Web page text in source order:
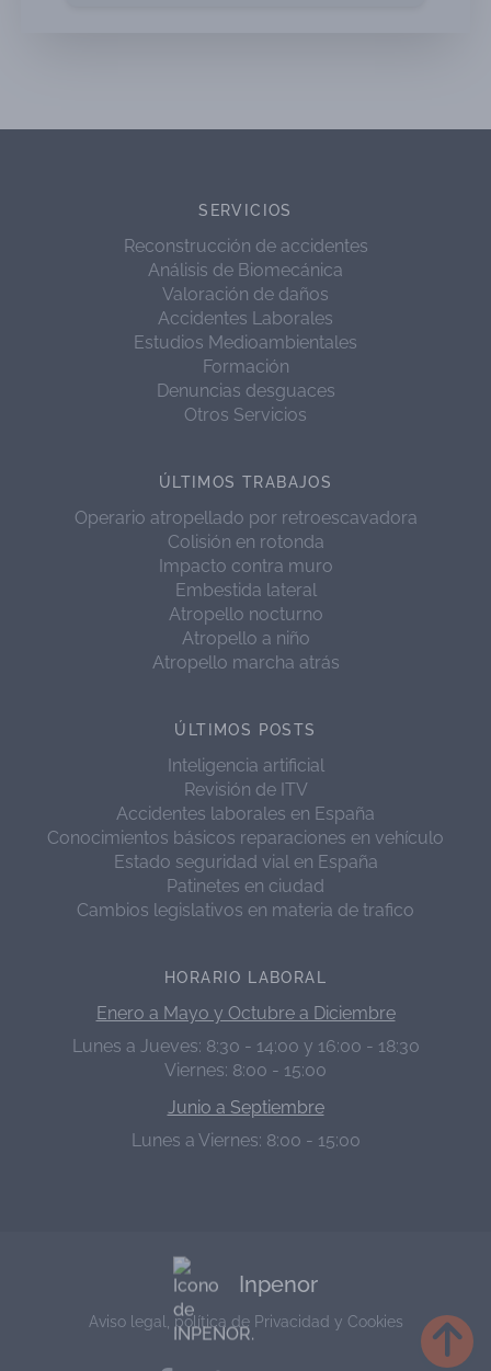
SERVICIOS
Reconstrucción de accidentes
Análisis de Biomecánica
Valoración de daños
Accidentes Laborales
Estudios Medioambientales
Formación
Denuncias desguaces
Otros Servicios
ÚLTIMOS TRABAJOS
Operario atropellado por retroescavadora
Colisión en rotonda
Impacto contra muro
Embestida lateral
Atropello nocturno
Atropello a niño
Atropello marcha atrás
ÚLTIMOS POSTS
Inteligencia artificial
Revisión de ITV
Accidentes laborales en España
Conocimientos básicos reparaciones en vehículo
Estado seguridad vial en España
Patinetes en ciudad
Cambios legislativos en materia de trafico
HORARIO LABORAL
Enero a Mayo y Octubre a Diciembre
Lunes a Jueves: 8:30 - 14:00 y 16:00 - 18:30
Viernes: 8:00 - 15:00
Junio a Septiembre
Lunes a Viernes: 8:00 - 15:00
Inpenor
Aviso legal, política de Privacidad y Cookies